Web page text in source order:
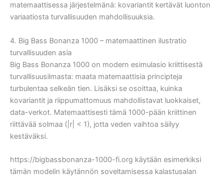
matemaattisessa järjestelmänä: kovariantit kertävät luonton
variaatiosta turvallisuuden mahdollisuuksia.
4. Big Bass Bonanza 1000 – matemaattinen ilustratio
turvallisuuden asia
Big Bass Bonanza 1000 on modern esimulasio kriittisestä
turvallisuusilmasta: maata matemaattisia principteja
turbulentaa selkeän tien. Lisäksi se osoittaa, kuinka
kovariantit ja riippumattomuus mahdollistavat luokkaiset,
data-verkot. Matemaattisesti tämä 1000-pään kriittinen
riittävää solmaa (|r| < 1), jotta veden vaihtoa säilyy
kestäväksi.
https://bigbassbonanza-1000-fi.org käytään esimerkiksi
tämän modelin käytännön soveltamisessa kalastusalan